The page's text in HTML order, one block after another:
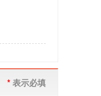
* 表示必填